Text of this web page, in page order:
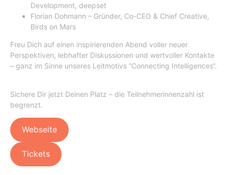
Development, deepset ​
Florian Dohmann – Gründer, Co-CEO & Chief Creative,
Birds on Mars ​
Freu Dich auf einen inspirierenden Abend voller neuer
Perspektiven, lebhafter Diskussionen und wertvoller Kontakte
– ganz im Sinne unseres Leitmotivs “Connecting Intelligences“.
Sichere Dir jetzt Deinen Platz – die Teilnehmerinnenzahl ist
begrenzt.
Webseite
Tickets